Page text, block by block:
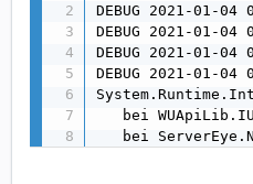
DEBUG 2021-01-
DEBUG 2021-01-
DEBUG 2021-01-
DEBUG 2021-
bei
bei